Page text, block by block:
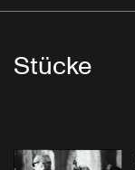
Stücke